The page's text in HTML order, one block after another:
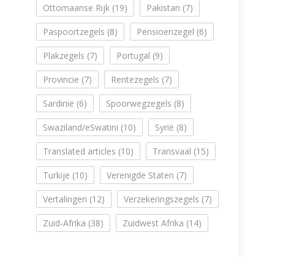
Ottomaanse Rijk (19) Pakistan (7)
Paspoortzegels (8) Pensioenzegel (6)
Plakzegels (7) Portugal (9)
Provincie (7) Rentezegels (7)
Sardinië (6) Spoorwegzegels (8)
Swaziland/eSwatini (10) Syrië (8)
Translated articles (10) Transvaal (15)
Turkije (10) Verenigde Staten (7)
Vertalingen (12) Verzekeringszegels (7)
Zuid-Afrika (38) Zuidwest Afrika (14)